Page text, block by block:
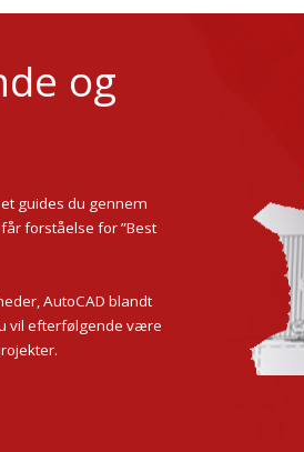
og
guides du gennem
forståelse for ”Best
AutoCAD blandt
vil efterfølgende være